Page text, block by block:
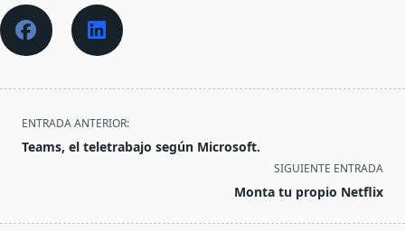
<span
class="nav-
ENTRADA ANTERIOR:
Teams, el teletrabajo según Microsoft.
SIGUIENTE ENTRADA
Monta tu propio Netflix